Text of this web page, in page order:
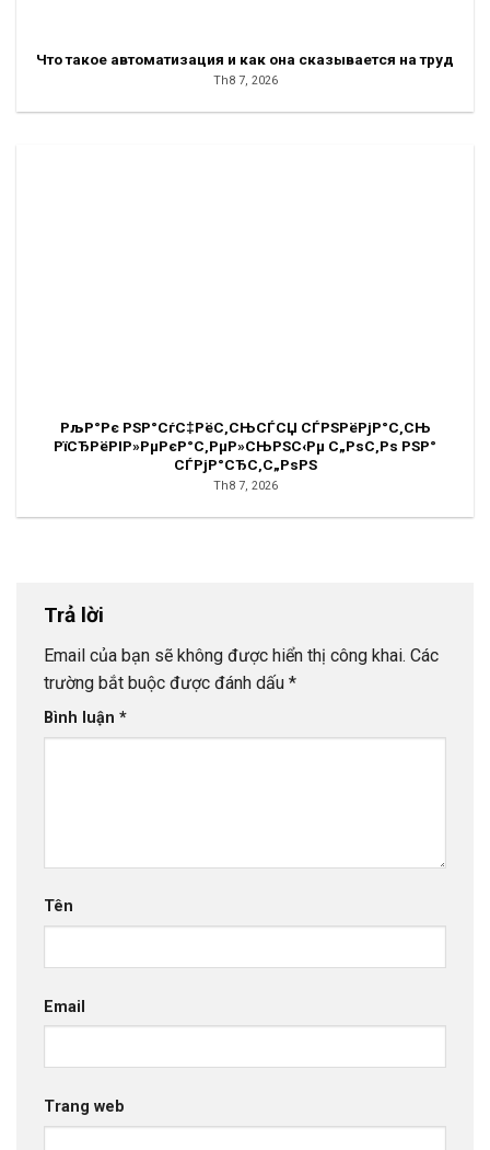
Что такое автоматизация и как она сказывается на труд
Th8 7, 2026
РљР°Рє РЅР°СѓС‡РёС‚СЊСЃСЏ СЃРЅРёРјР°С‚СЊ
РїСЂРёРІР»РµРєР°С‚РµР»СЊРЅС‹Рµ С„РѕС‚Рѕ РЅР°
СЃРјР°СЂС‚С„РѕРЅ
Th8 7, 2026
Trả lời
Email của bạn sẽ không được hiển thị công khai. Các
trường bắt buộc được đánh dấu *
Bình luận *
Tên
Email
Trang web